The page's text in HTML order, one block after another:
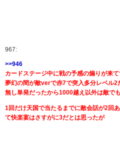
967:
>>946
カードステージ中に戦の予感の煽りが来て
夢幻の間が敵verで赤7で突入多分レベル2
無し単発だったから1000越え以外は敵で
1回だけ天国で当たるまでに敵会話が2回
て快楽宴はさすがに3だとは思ったが